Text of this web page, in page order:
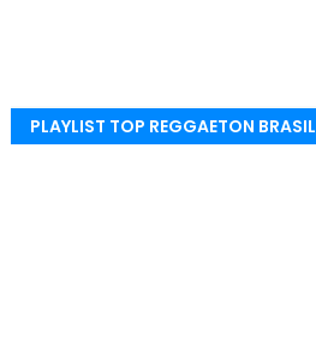
PLAYLIST TOP REGGAETON BRASIL